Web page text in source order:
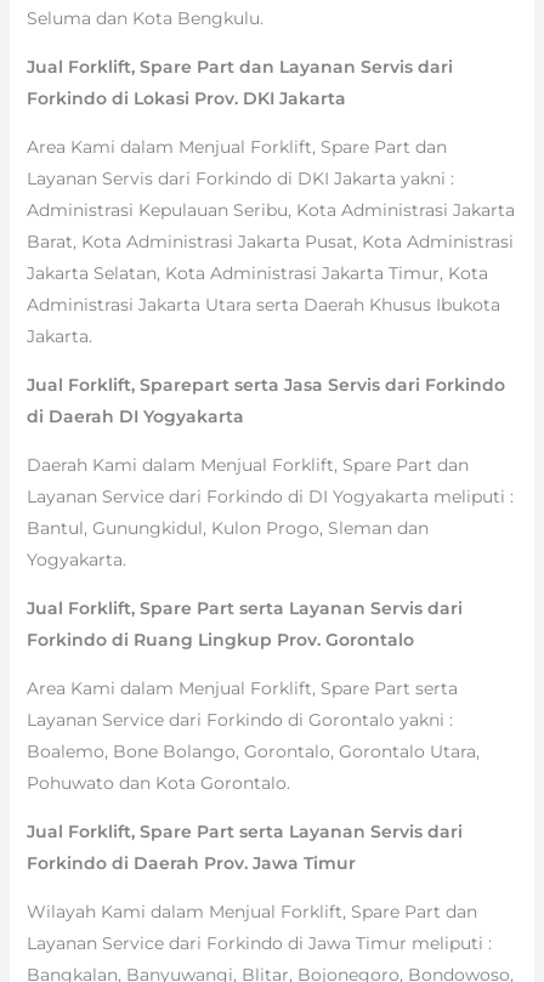
Seluma dan Kota Bengkulu.
Jual Forklift, Spare Part dan Layanan Servis dari
Forkindo di Lokasi Prov. DKI Jakarta
Area Kami dalam Menjual Forklift, Spare Part dan
Layanan Servis dari Forkindo di DKI Jakarta yakni :
Administrasi Kepulauan Seribu, Kota Administrasi Jakarta
Barat, Kota Administrasi Jakarta Pusat, Kota Administrasi
Jakarta Selatan, Kota Administrasi Jakarta Timur, Kota
Administrasi Jakarta Utara serta Daerah Khusus Ibukota
Jakarta.
Jual Forklift, Sparepart serta Jasa Servis dari Forkindo
di Daerah DI Yogyakarta
Daerah Kami dalam Menjual Forklift, Spare Part dan
Layanan Service dari Forkindo di DI Yogyakarta meliputi :
Bantul, Gunungkidul, Kulon Progo, Sleman dan
Yogyakarta.
Jual Forklift, Spare Part serta Layanan Servis dari
Forkindo di Ruang Lingkup Prov. Gorontalo
Area Kami dalam Menjual Forklift, Spare Part serta
Layanan Service dari Forkindo di Gorontalo yakni :
Boalemo, Bone Bolango, Gorontalo, Gorontalo Utara,
Pohuwato dan Kota Gorontalo.
Jual Forklift, Spare Part serta Layanan Servis dari
Forkindo di Daerah Prov. Jawa Timur
Wilayah Kami dalam Menjual Forklift, Spare Part dan
Layanan Service dari Forkindo di Jawa Timur meliputi :
Bangkalan, Banyuwangi, Blitar, Bojonegoro, Bondowoso,